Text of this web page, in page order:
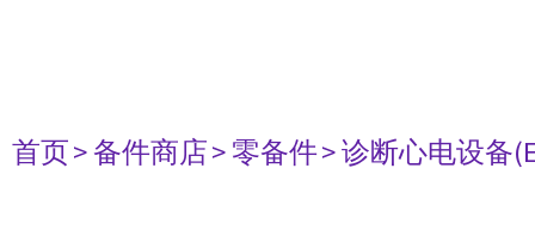
首页> 备件商店> 零备件> 诊断心电设备